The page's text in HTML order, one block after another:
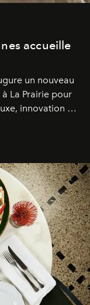
accueille
un nouveau
La Prairie pour
innovation et